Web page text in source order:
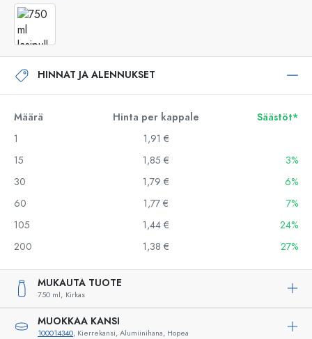
HINNAT JA ALENNUKSET
Määrä Hinta per kappale
Säästöt*
1
1,91 €
15
1,85 €
3%
30
1,79 €
6%
60
1,77 €
7%
105
1,44 €
24%
200
1,38 € 27%
MUKAUTA TUOTE
750 ml, Kirkas
MUOKKAA KANSI
100014340, Kierrekansi, Alumiinihana, Hopea